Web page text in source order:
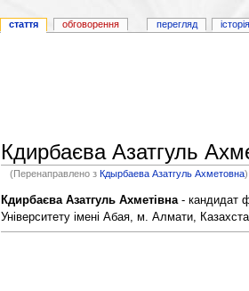
Кдирбаєва Азатгуль
(Перенаправлено зКдырбаева Азатгуль Ахметовна)
Кдирбаєва Азатгуль Ахметівна- кандидат
Університету імені Абая, м. Алмати,
стаття обговорення перегляд